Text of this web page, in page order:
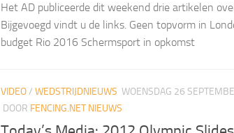
Het AD publiceerde dit weekend drie artikelen
Bijgevoegd vindt u de links. Geen topvorm in
budget Rio 2016 Schermsport in opkomst
VIDEO/ WEDSTRIJDNIEUWS WOENSDAG 26
DOOR FENCING.NET NIEUWS